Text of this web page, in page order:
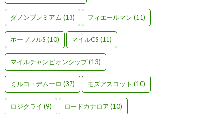
ダノンプレミアム (13) フィエールマン (11)
ホープフルS (10) マイルCS (11)
マイルチャンピオンシップ(13)
ミルコ・デムーロ (37) モズアスコット (10)
ロジクライ (9) ロードカナロア (10)